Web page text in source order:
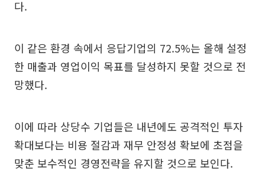
다.
이 같은 환경 속에서 응답기업의 72.5%는 올해 설정
한 매출과 영업이익 목표를 달성하지 못할 것으로 전
망했다.
이에 따라 상당수 기업들은 내년에도 공격적인 투자
확대보다는 비용 절감과 재무 안정성 확보에 초점을
맞춘 보수적인 경영전략을 유지할 것으로 보인다.